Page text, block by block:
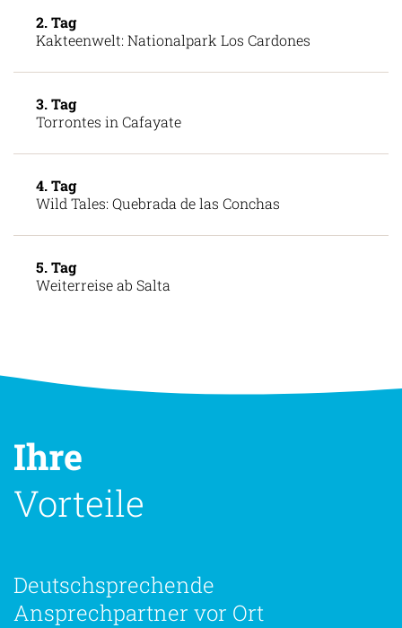
2. Tag
Kakteenwelt: Nationalpark Los Cardones
3. Tag
Torrontes in Cafayate
4. Tag
Wild Tales: Quebrada de las Conchas
5. Tag
Weiterreise ab Salta
Ihre
Vorteile
Deutschsprechende
Ansprechpartner vor Ort